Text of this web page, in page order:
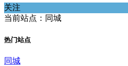
关注
当前站点：同城
热门站点
同城